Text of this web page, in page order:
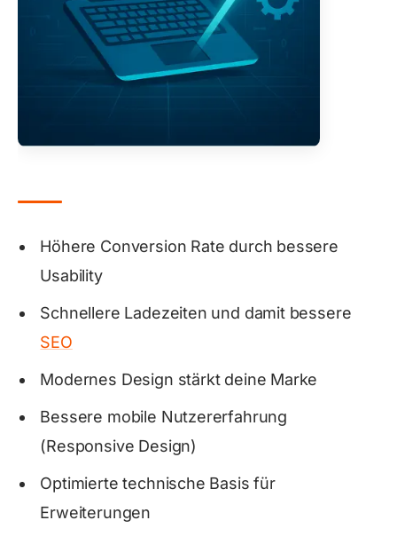
Höhere Conversion Rate durch bessere
Usability
Schnellere Ladezeiten und damit bessere
SEO
Modernes Design stärkt deine Marke
Bessere mobile Nutzererfahrung
(Responsive Design)
Optimierte technische Basis für
Erweiterungen